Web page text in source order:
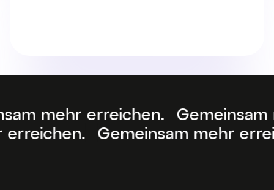
erreichen. Gemeinsam mehr
mehr erreichen. Gemeinsam